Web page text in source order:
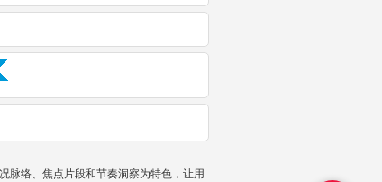
脉络、焦点片段和节奏洞察为特色，让用